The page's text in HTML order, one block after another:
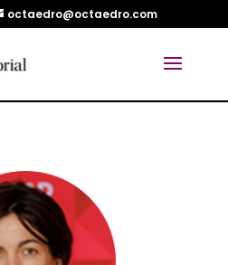
octaedro@octaedro.com